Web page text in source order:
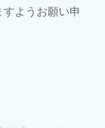
ようお願い申